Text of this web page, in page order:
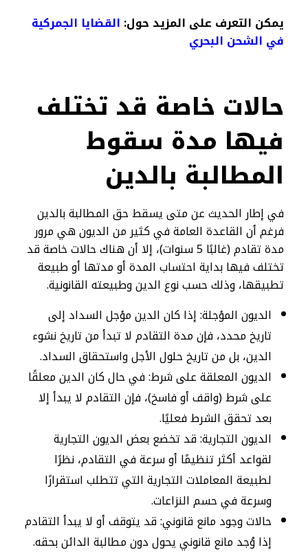
يمكن التعرف على المزيد حول: القضايا الجمركية
في الشحن البحري
حالات خاصة قد تختلف
فيها مدة سقوط
المطالبة بالدين
في إطار الحديث عن متى يسقط حق المطالبة بالدين
فرغم أن القاعدة العامة في كثير من الديون هي مرور
مدة تقادم (غالبًا 5 سنوات)، إلا أن هناك حالات خاصة قد
تختلف فيها بداية احتساب المدة أو مدتها أو طبيعة
تطبيقها، وذلك حسب نوع الدين وطبيعته القانونية.
الديون المؤجلة: إذا كان الدين مؤجل السداد إلى
تاريخ محدد، فإن مدة التقادم لا تبدأ من تاريخ نشوء
الدين، بل من تاريخ حلول الأجل واستحقاق السداد.
الديون المعلقة على شرط: في حال كان الدين معلقًا
على شرط (واقف أو فاسخ)، فإن التقادم لا يبدأ إلا
بعد تحقق الشرط فعليًا.
الديون التجارية: قد تخضع بعض الديون التجارية
لقواعد أكثر تنظيمًا أو سرعة في التقادم، نظرًا
لطبيعة المعاملات التجارية التي تتطلب استقرارًا
وسرعة في حسم النزاعات.
حالات وجود مانع قانوني: قد يتوقف أو لا يبدأ التقادم
إذا وُجد مانع قانوني يحول دون مطالبة الدائن بحقه.